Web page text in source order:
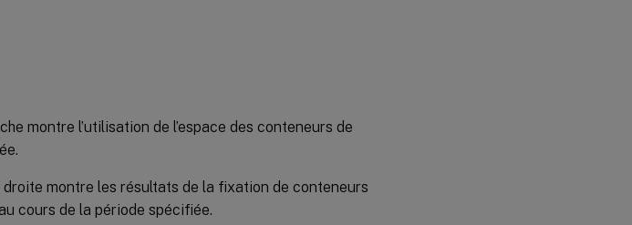
montre l’utilisation de l’espace des conteneurs de
droite montre les résultats de la fixation de conteneurs
cours de la période spécifiée.